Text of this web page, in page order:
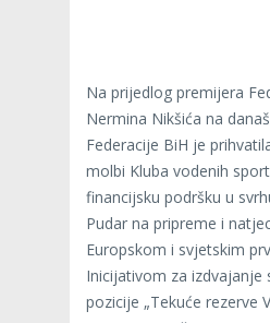
Na prijedlog premijera
Nermina Nikšića na
Federacije BiH je
molbi Kluba vodenih
financijsku podršku u
Pudar na pripreme i
Europskom i svjetskim
Inicijativom za izdvajanje
pozicije „Tekuće rezerve